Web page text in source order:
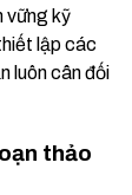
vững kỹ
lập các
luôn cân đối
thảo